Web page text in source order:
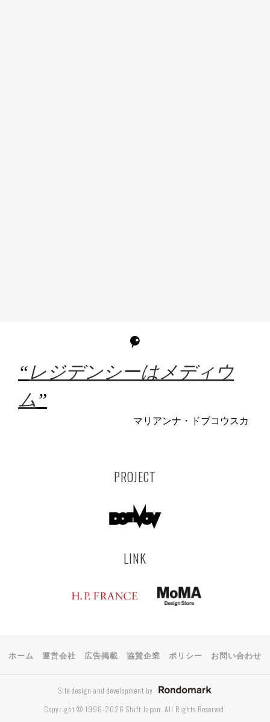
“レジデンシーはメディウ
ム”
マリアンナ・ドブコウスカ
PROJECT
LINK
ホーム 運営会社 広告掲載 協賛企業 ポリシー お問い合わせ
Site design and development by
Copyright © 1996-2026 Shift Japan. All Rights Reserved.